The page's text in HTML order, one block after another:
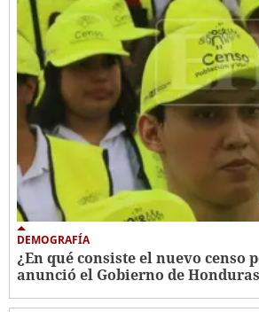
DEMOGRAFÍA
¿En qué consiste el nuevo censo
anunció el Gobierno de